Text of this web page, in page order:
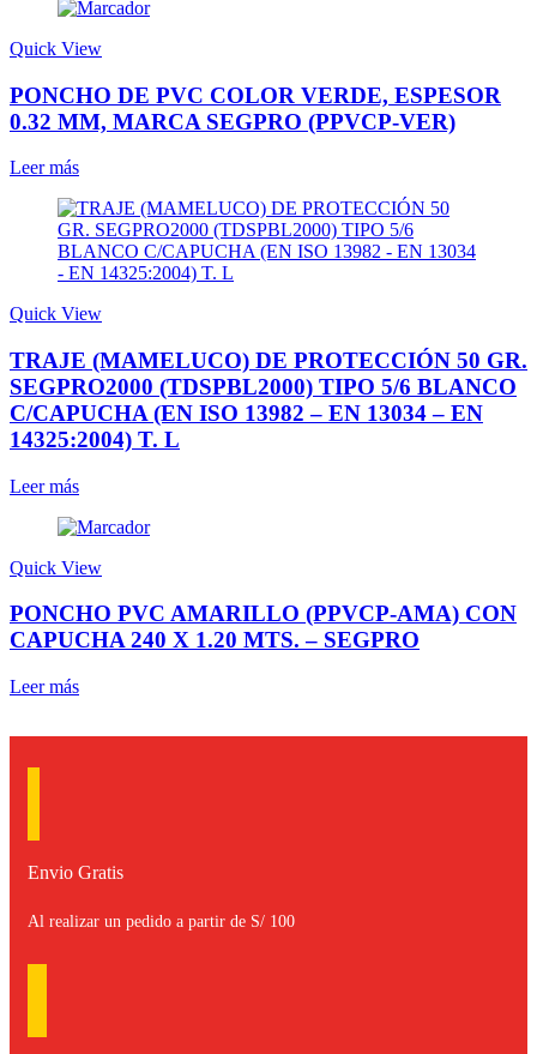
Quick View
PONCHO DE PVC COLOR VERDE, ESPESOR
0.32 MM, MARCA SEGPRO (PPVCP-VER)
Leer más
Quick View
TRAJE (MAMELUCO) DE PROTECCIÓN 50 GR.
SEGPRO2000 (TDSPBL2000) TIPO 5/6 BLANCO
C/CAPUCHA (EN ISO 13982 – EN 13034 – EN
14325:2004) T. L
Leer más
Quick View
PONCHO PVC AMARILLO (PPVCP-AMA) CON
CAPUCHA 240 X 1.20 MTS. – SEGPRO
Leer más
Envio Gratis
Al realizar un pedido a partir de S/ 100